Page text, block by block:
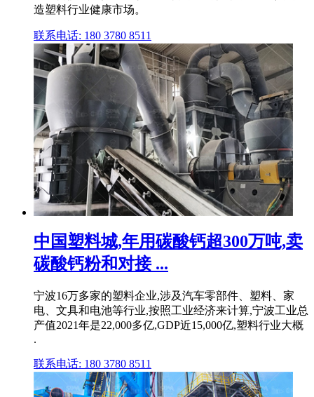
造塑料行业健康市场。
联系电话: 180 3780 8511
中国塑料城,年用碳酸钙超300万吨,卖
碳酸钙粉和对接 ...
宁波16万多家的塑料企业,涉及汽车零部件、塑料、家
电、文具和电池等行业,按照工业经济来计算,宁波工业总
产值2021年是22,000多亿,GDP近15,000亿,塑料行业大概
.
联系电话: 180 3780 8511